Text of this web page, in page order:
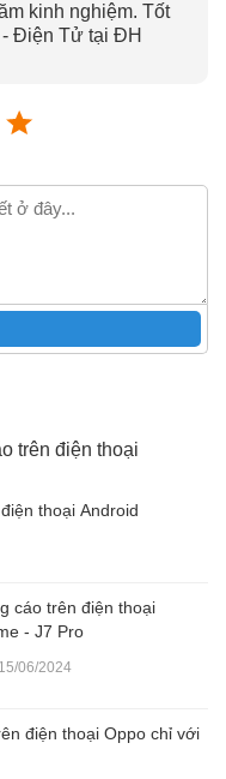
kinh nghiệm. Tốt
Điện Tử tại ĐH
thoại Android
cáo trên điện thoại
- J7 Pro
15/06/2024
điện thoại Oppo chỉ với